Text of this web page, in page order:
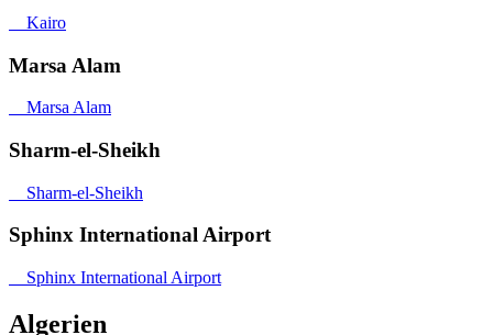
Kairo
Marsa Alam
Marsa Alam
Sharm-el-Sheikh
Sharm-el-Sheikh
Sphinx International Airport
Sphinx International Airport
Algerien